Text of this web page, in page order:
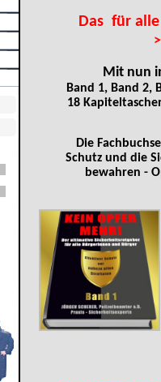
Das für
>
Mit nun
Band 1, Band 2,
18
Die
Schutz und die
bewahren -